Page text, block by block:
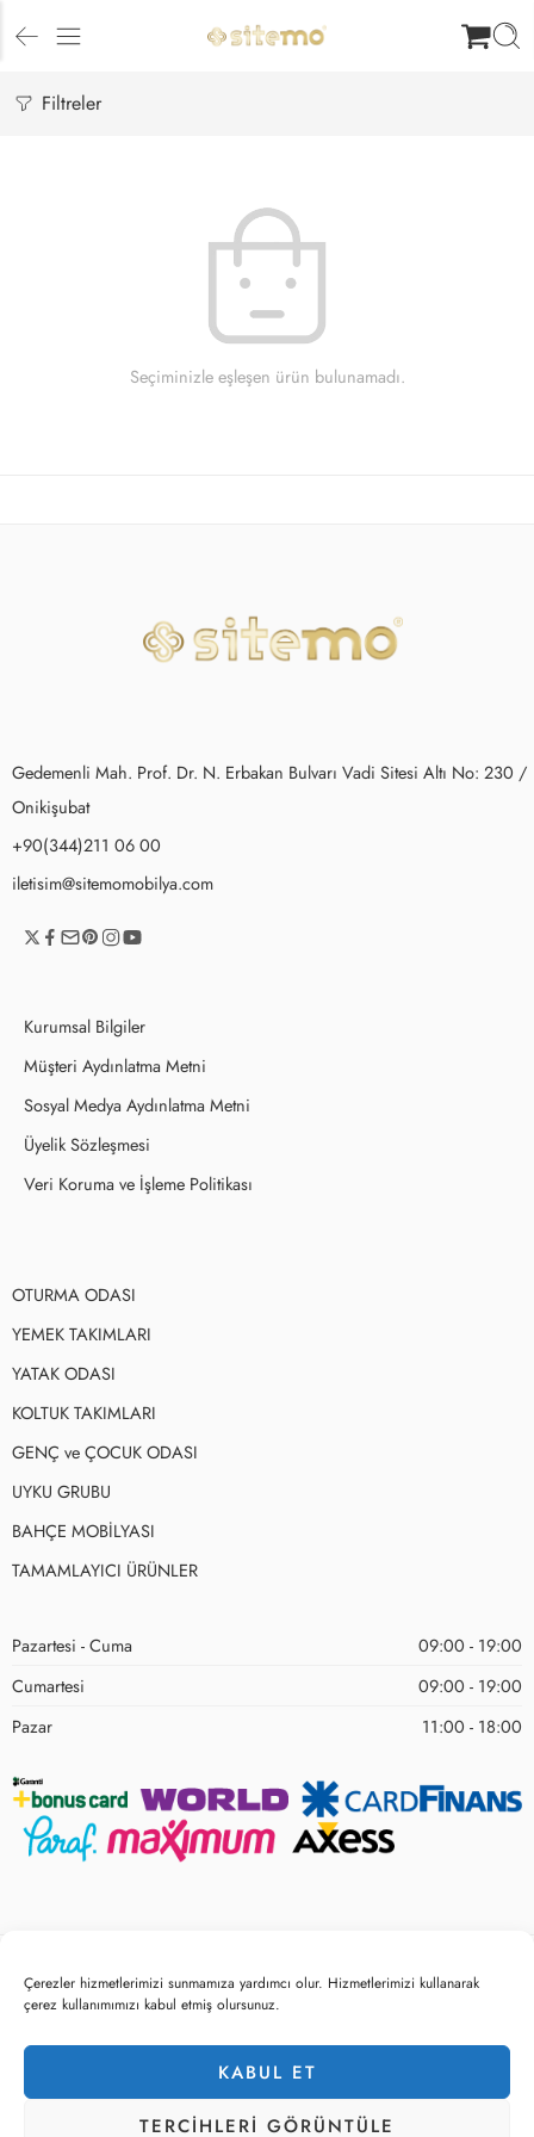
Çerezler hizmetlerimizi sunmamıza yardımcı olur. Hizmetlerimizi kullanarak
çerez kullanımımızı kabul etmiş olursunuz.
KABUL ET
TERCIHLERI ​​GÖRÜNTÜLE
Filtreler
Seçiminizle eşleşen ürün bulunamadı.
Gedemenli Mah. Prof. Dr. N. Erbakan Bulvarı Vadi Sitesi Altı No: 230 /
Onikişubat
+90(344)211 06 00
iletisim@sitemomobilya.com
Kurumsal Bilgiler
Müşteri Aydınlatma Metni
Sosyal Medya Aydınlatma Metni
Üyelik Sözleşmesi
Veri Koruma ve İşleme Politikası
OTURMA ODASI
YEMEK TAKIMLARI
YATAK ODASI
KOLTUK TAKIMLARI
GENÇ ve ÇOCUK ODASI
UYKU GRUBU
BAHÇE MOBİLYASI
TAMAMLAYICI ÜRÜNLER
Pazartesi - Cuma
09:00 - 19:00
Cumartesi
09:00 - 19:00
Pazar
11:00 - 18:00
© 2023 – Tüm hakları saklıdır! Sitemo Mobilya